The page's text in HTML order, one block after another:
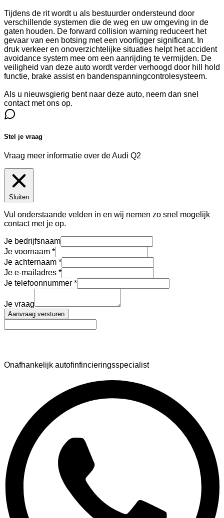
Tijdens de rit wordt u als bestuurder ondersteund door
verschillende systemen die de weg en uw omgeving in de
gaten houden. De forward collision warning reduceert het
gevaar van een botsing met een voorligger significant. In
druk verkeer en onoverzichtelijke situaties helpt het accident
avoidance system mee om een aanrijding te vermijden. De
veiligheid van deze auto wordt verder verhoogd door hill hold
functie, brake assist en bandenspanningcontrolesysteem.
Als u nieuwsgierig bent naar deze auto, neem dan snel
contact met ons op.
Stel je vraag
Vraag meer informatie over deAudi Q2
Sluiten
Vul onderstaande velden in en wij nemen zo snel mogelijk
contact met je op.
Je bedrijfsnaam
Je voornaam
Je achternaam
Je e-mailadres
Je telefoonnummer
Je vraag
Aanvraag versturen
Onafhankelijk autofinfincieringsspecialist